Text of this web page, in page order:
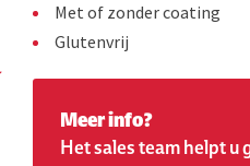
Met of zonder coating
Glutenvrij
Meer info?
Het sales team helpt u